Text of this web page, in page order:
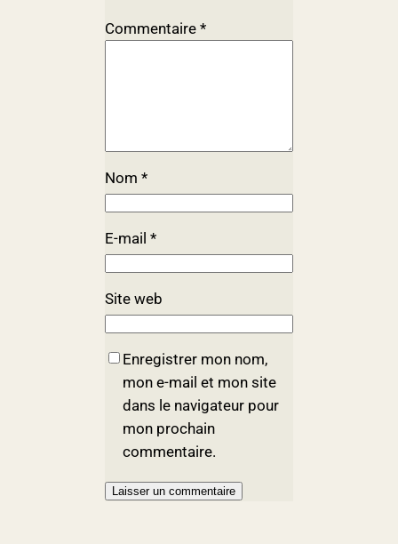
Commentaire*
Nom*
E-mail*
Site web
Enregistrer mon nom,
mon e-mail et mon site
dans le navigateur pour
mon prochain
commentaire.